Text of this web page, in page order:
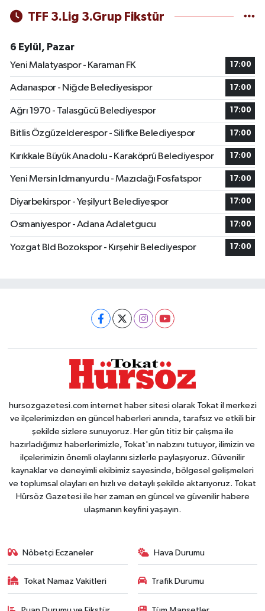
TFF 3.Lig 3.Grup Fikstür
6 Eylül, Pazar
Yeni Malatyaspor - Karaman FK
17:00
Adanaspor - Niğde Belediyesispor 17:00
Ağrı 1970 - Talasgücü Belediyespor 17:00
Bitlis Özgüzelderespor - Silifke Belediyespor 17:00
Kırıkkale Büyük Anadolu - Karaköprü Belediyespor 17:00
Yeni Mersin Idmanyurdu - Mazıdağı Fosfatspor 17:00
Diyarbekirspor - Yeşilyurt Belediyespor 17:00
Osmaniyespor - Adana Adaletgucu 17:00
Yozgat Bld Bozokspor - Kırşehir Belediyespor 17:00
hursozgazetesi.com internet haber sitesi olarak Tokat il merkezi
ve ilçelerimizden en güncel haberleri anında, tarafsız ve etkili bir
şekilde sizlere sunuyoruz. Her gün titiz bir çalışma ile
hazırladığımız haberlerimizle, Tokat'ın nabzını tutuyor, ilimizin ve
ilçelerimizin önemli olaylarını sizlerle paylaşıyoruz. Güvenilir
kaynaklar ve deneyimli ekibimiz sayesinde, bölgesel gelişmeleri
ve toplumsal olayları en hızlı ve detaylı şekilde aktarıyoruz. Tokat
Hürsöz Gazetesi ile her zaman en güncel ve güvenilir habere
ulaşmanın keyfini yaşayın.
Nöbetçi Eczaneler Hava Durumu
Tokat Namaz Vakitleri Trafik Durumu